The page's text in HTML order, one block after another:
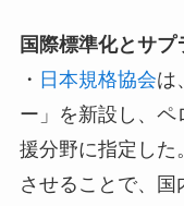
国際標準化とサ
・ 日本規格協会は
ー」を新設し、ペ
援分野に指定した
させることで、